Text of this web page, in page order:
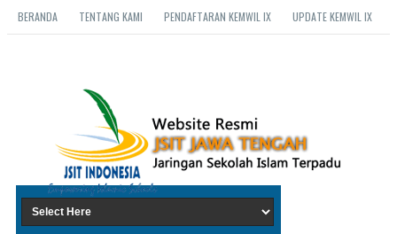
BERANDA TENTANG KAMI PENDAFTARAN KEMWIL IX UPDATE KEMWIL IX